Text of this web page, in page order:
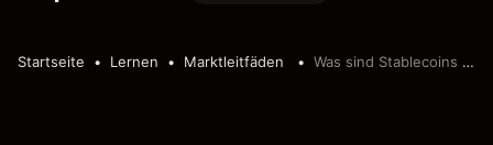
Startseite Lernen Marktleitfäden Was sind Stablecoins und wie kann man sie traden?